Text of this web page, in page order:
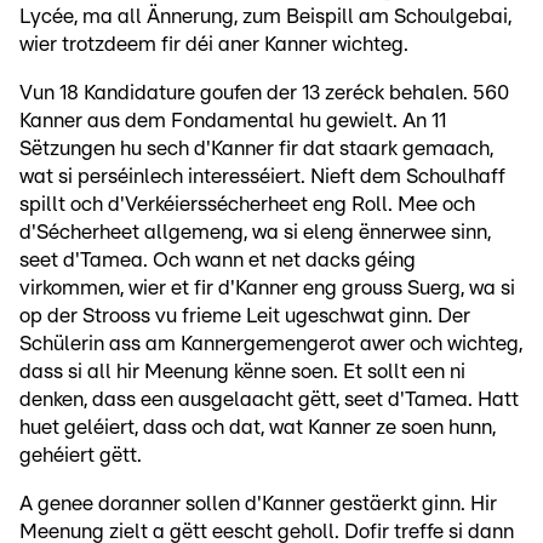
Lycée, ma all Ännerung, zum Beispill am Schoulgebai,
wier trotzdeem fir déi aner Kanner wichteg.
Vun 18 Kandidature goufen der 13 zeréck behalen. 560
Kanner aus dem Fondamental hu gewielt. An 11
Sëtzungen hu sech d'Kanner fir dat staark gemaach,
wat si perséinlech interesséiert. Nieft dem Schoulhaff
spillt och d'Verkéierssécherheet eng Roll. Mee och
d'Sécherheet allgemeng, wa si eleng ënnerwee sinn,
seet d'Tamea. Och wann et net dacks géing
virkommen, wier et fir d'Kanner eng grouss Suerg, wa si
op der Strooss vu frieme Leit ugeschwat ginn. Der
Schülerin ass am Kannergemengerot awer och wichteg,
dass si all hir Meenung kënne soen. Et sollt een ni
denken, dass een ausgelaacht gëtt, seet d'Tamea. Hatt
huet geléiert, dass och dat, wat Kanner ze soen hunn,
gehéiert gëtt.
A genee doranner sollen d'Kanner gestäerkt ginn. Hir
Meenung zielt a gëtt eescht geholl. Dofir treffe si dann